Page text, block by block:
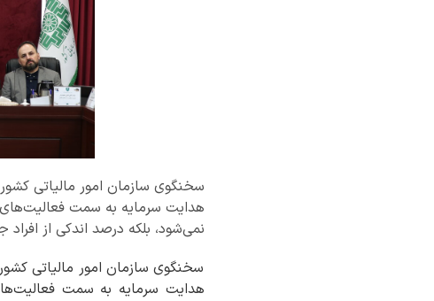
سخنگوی سازمان امور مالیاتی
هدایت سرمایه به سمت
نمی‌شود، بلکه درصد اندکی از
سخنگوی سازمان امور مالیاتی
هدایت سرمایه به سمت